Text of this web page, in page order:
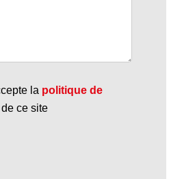
la politique de
de ce site